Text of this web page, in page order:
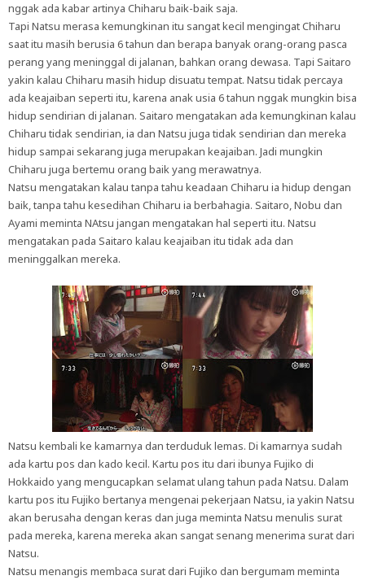
nggak ada kabar artinya Chiharu baik-baik saja.
Tapi Natsu merasa kemungkinan itu sangat kecil mengingat Chiharu
saat itu masih berusia 6 tahun dan berapa banyak orang-orang pasca
perang yang meninggal di jalanan, bahkan orang dewasa. Tapi Saitaro
yakin kalau Chiharu masih hidup disuatu tempat. Natsu tidak percaya
ada keajaiban seperti itu, karena anak usia 6 tahun nggak mungkin bisa
hidup sendirian di jalanan. Saitaro mengatakan ada kemungkinan kalau
Chiharu tidak sendirian, ia dan Natsu juga tidak sendirian dan mereka
hidup sampai sekarang juga merupakan keajaiban. Jadi mungkin
Chiharu juga bertemu orang baik yang merawatnya.
Natsu mengatakan kalau tanpa tahu keadaan Chiharu ia hidup dengan
baik, tanpa tahu kesedihan Chiharu ia berbahagia. Saitaro, Nobu dan
Ayami meminta NAtsu jangan mengatakan hal seperti itu. Natsu
mengatakan pada Saitaro kalau keajaiban itu tidak ada dan
meninggalkan mereka.
Natsu kembali ke kamarnya dan terduduk lemas. Di kamarnya sudah
ada kartu pos dan kado kecil. Kartu pos itu dari ibunya Fujiko di
Hokkaido yang mengucapkan selamat ulang tahun pada Natsu. Dalam
kartu pos itu Fujiko bertanya mengenai pekerjaan Natsu, ia yakin Natsu
akan berusaha dengan keras dan juga meminta Natsu menulis surat
pada mereka, karena mereka akan sangat senang menerima surat dari
Natsu.
Natsu menangis membaca surat dari Fujiko dan bergumam meminta